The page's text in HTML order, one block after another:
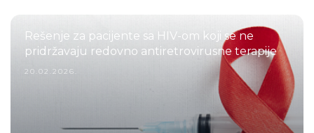
Rešenje za pacijente sa HIV-om koji se ne
pridržavaju redovno antiretrovirusne terapije
20.02.2026.